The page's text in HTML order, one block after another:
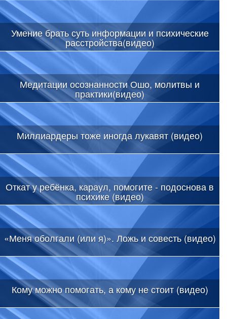
Умение брать суть информации и психические
расстройства(видео)
Медитации осознанности Ошо, молитвы и
практики(видео)
Миллиардеры тоже иногда лукавят (видео)
Откат у ребёнка, караул, помогите - подоснова в
психике (видео)
«Меня оболгали (или я)». Ложь и совесть (видео)
Кому можно помогать, а кому не стоит (видео)